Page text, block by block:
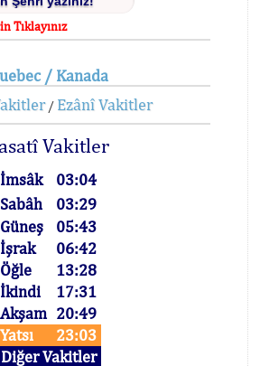
Tıklayınız
/ Kanada
/ Ezânî Vakitler
Vakitler
İmsâk
03:04
Sabâh
03:29
Güneş
05:43
İşrak
06:42
Öğle
13:28
İkindi
17:31
Akşam 20:49
Yatsı
23:03
Diğer Vakitler